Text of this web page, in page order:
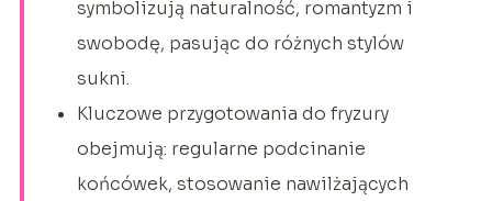
symbolizują naturalność, romantyzm i
swobodę, pasując do różnych stylów
sukni.
Kluczowe przygotowania do fryzury
obejmują: regularne podcinanie
końcówek, stosowanie nawilżających